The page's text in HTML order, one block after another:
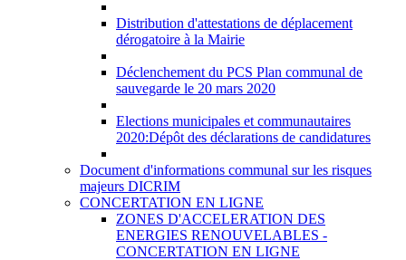
Distribution d'attestations de déplacement
dérogatoire à la Mairie
Déclenchement du PCS Plan communal de
sauvegarde le 20 mars 2020
Elections municipales et communautaires
2020:Dépôt des déclarations de candidatures
Document d'informations communal sur les risques
majeurs DICRIM
CONCERTATION EN LIGNE
ZONES D'ACCELERATION DES
ENERGIES RENOUVELABLES -
CONCERTATION EN LIGNE